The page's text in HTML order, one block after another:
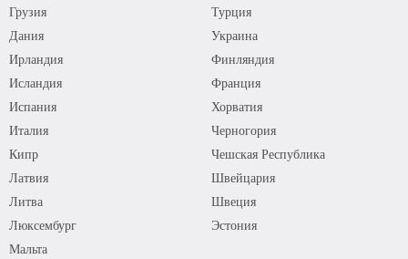
Грузия
Дания
Ирландия
Исландия
Испания
Италия
Кипр
Латвия
Литва
Люксембург
Мальта
Турция
Украина
Финляндия
Франция
Хорватия
Черногория
Чешская Республика
Швейцария
Швеция
Эстония